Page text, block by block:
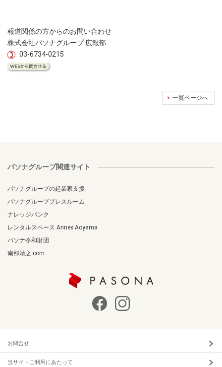
報道関係の方からのお問い合わせ
株式会社パソナグループ 広報部
03-6734-0215
一覧ページへ
パソナグループ関連サイト
パソナグループの起業家支援
パソナグループプレスルーム
ナレッジバンク
レンタルスペース Annex Aoyama
パソナ令和財団
南部靖之.com
お問合せ
当サイトご利用にあたって